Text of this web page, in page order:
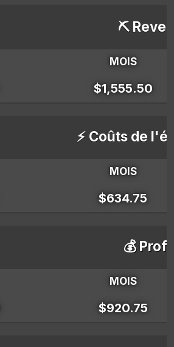
⛏️
MOIS
$1,555.50
⚡ Coûts de
MOIS
$634.75
💰
MOIS
$920.75